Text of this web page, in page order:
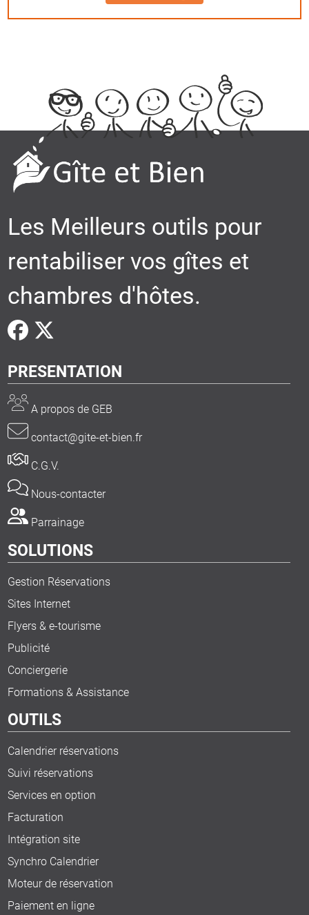
Les Meilleurs outils pour
rentabiliser vos gîtes et
chambres d'hôtes.
PRESENTATION
A propos de GEB
contact@gite-et-bien.fr
C.G.V.
Nous-contacter
Parrainage
SOLUTIONS
Gestion Réservations
Sites Internet
Flyers & e-tourisme
Publicité
Conciergerie
Formations & Assistance
OUTILS
Calendrier réservations
Suivi réservations
Services en option
Facturation
Intégration site
Synchro Calendrier
Moteur de réservation
Paiement en ligne